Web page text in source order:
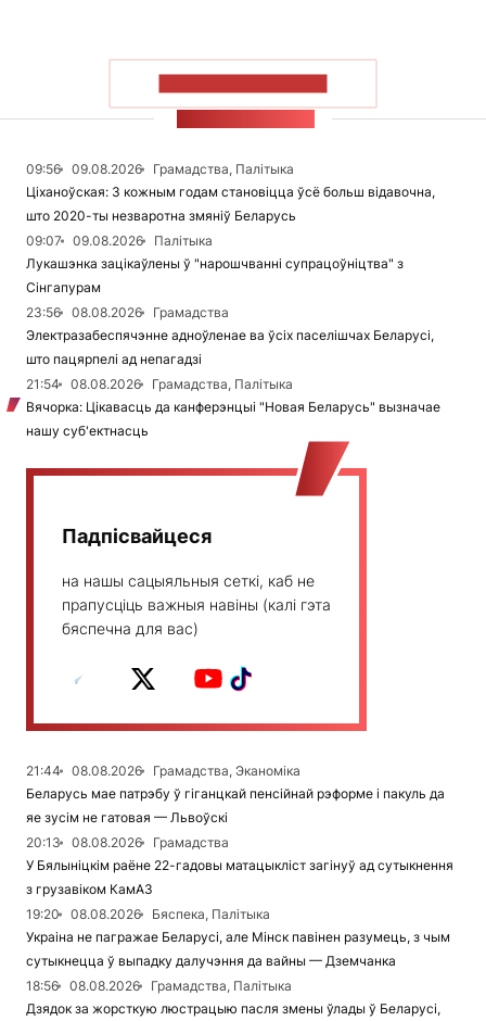
09:56 09.08.2026
Грамадства, Палітыка
Ціханоўская: З кожным годам становіцца ўсё больш відавочна,
што 2020-ты незваротна змяніў Беларусь
09:07
09.08.2026
Палітыка
Лукашэнка зацікаўлены ў "нарошчванні супрацоўніцтва" з
Сінгапурам
23:56
08.08.2026
Грамадства
Электразабеспячэнне адноўленае ва ўсіх паселішчах Беларусі,
што пацярпелі ад непагадзі
21:54
08.08.2026
Грамадства, Палітыка
Вячорка: Цікавасць да канферэнцыі "Новая Беларусь" вызначае
нашу суб'ектнасць
Падпісвайцеся
на нашы сацыяльныя сеткі, каб не
прапусціць важныя навіны (калі гэта
бяспечна для вас)
21:44 08.08.2026
Грамадства, Эканоміка
Беларусь мае патрэбу ў гіганцкай пенсійнай рэформе і пакуль да
яе зусім не гатовая — Львоўскі
20:13
08.08.2026
Грамадства
У Бялыніцкім раёне 22-гадовы матацыкліст загінуў ад сутыкнення
з грузавіком КамАЗ
19:20
08.08.2026
Бяспека, Палітыка
Украіна не пагражае Беларусі, але Мінск павінен разумець, з чым
сутыкнецца ў выпадку далучэння да вайны — Дземчанка
18:56
08.08.2026
Грамадства, Палітыка
Дзядок за жорсткую люстрацыю пасля змены ўлады ў Беларусі,